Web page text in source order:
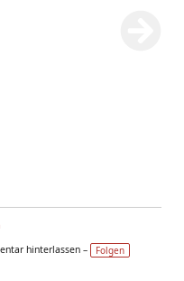
hinterlassen –
Folgen